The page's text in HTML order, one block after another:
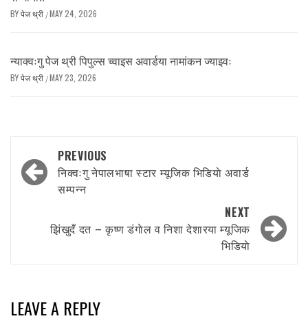
BYपेज थ्री /MAY 24, 2026
न्याक्वःगु पेज थ्री पिपुल्स च्वाइस अवार्डया नामांकन ज्याझ्वः
BYपेज थ्री /MAY 23, 2026
Post
navigation
PREVIOUS
निक्वःगु नेपालभाषा स्टार म्यूजिक भिडियाे अवार्ड
सम्पन्न
NEXT
झिंखुदँ दत – कृष्ण डंगाेल व निशा देशारया म्यूजिक
भिडियाे
LEAVE A REPLY